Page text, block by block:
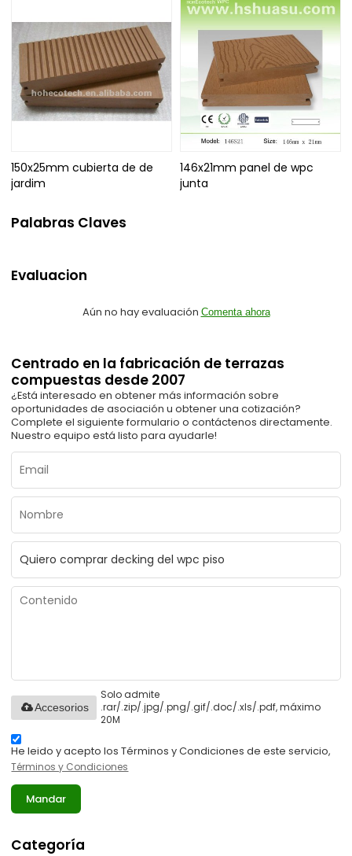
150x25mm cubierta de de
jardim
146x21mm panel de wpc
junta
Palabras Claves
Evaluacion
Aún no hay evaluación Comenta ahora
Centrado en la fabricación de terrazas
compuestas desde 2007
¿Está interesado en obtener más información sobre
oportunidades de asociación u obtener una cotización?
Complete el siguiente formulario o contáctenos directamente.
Nuestro equipo está listo para ayudarle!
Solo admite
.rar/.zip/.jpg/.png/.gif/.doc/.xls/.pdf, máximo
20M
Accesorios
He leido y acepto los Términos y Condiciones de este servicio,
Términos y Condiciones
Mandar
Categoría